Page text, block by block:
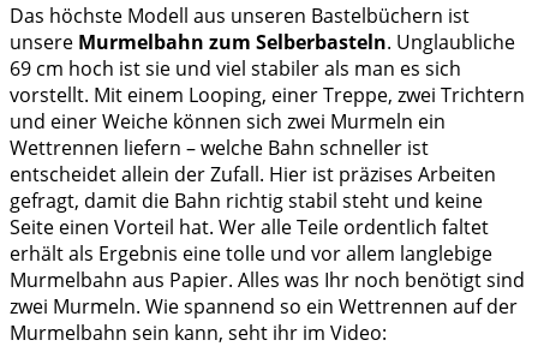
Das höchste Modell aus unseren Bastelbüchern ist
unsere Murmelbahn zum Selberbasteln. Unglaubliche
69 cm hoch ist sie und viel stabiler als man es sich
vorstellt. Mit einem Looping, einer Treppe, zwei Trichtern
und einer Weiche können sich zwei Murmeln ein
Wettrennen liefern – welche Bahn schneller ist
entscheidet allein der Zufall. Hier ist präzises Arbeiten
gefragt, damit die Bahn richtig stabil steht und keine
Seite einen Vorteil hat. Wer alle Teile ordentlich faltet
erhält als Ergebnis eine tolle und vor allem langlebige
Murmelbahn aus Papier. Alles was Ihr noch benötigt sind
zwei Murmeln. Wie spannend so ein Wettrennen auf der
Murmelbahn sein kann, seht ihr im Video: